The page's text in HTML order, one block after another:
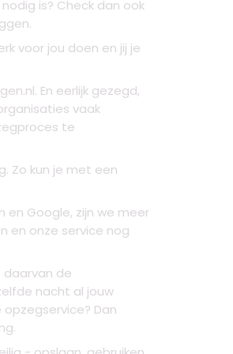
is? Check dan ook
voor jou doen en jij je
En eerlijk gezegd,
vaak
te
Zo kun je met een
en Google, zijn we meer
en onze service nog
de
nacht al jouw
Dan